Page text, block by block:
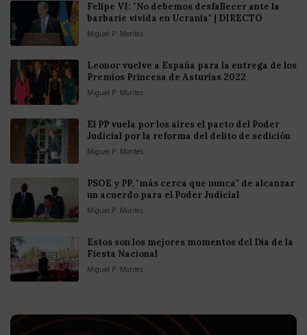
Felipe VI: "No debemos desfallecer ante la
barbarie vivida en Ucrania" | DIRECTO
Miguel P. Montes
Leonor vuelve a España para la entrega de los
Premios Princesa de Asturias 2022
Miguel P. Montes
El PP vuela por los aires el pacto del Poder
Judicial por la reforma del delito de sedición
Miguel P. Montes
PSOE y PP, "más cerca que nunca" de alcanzar
un acuerdo para el Poder Judicial
Miguel P. Montes
Estos son los mejores momentos del Día de la
Fiesta Nacional
Miguel P. Montes